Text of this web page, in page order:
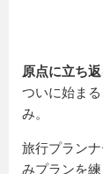
原点に立ち
ついに始まる
み。
旅行プラン
みプランを練